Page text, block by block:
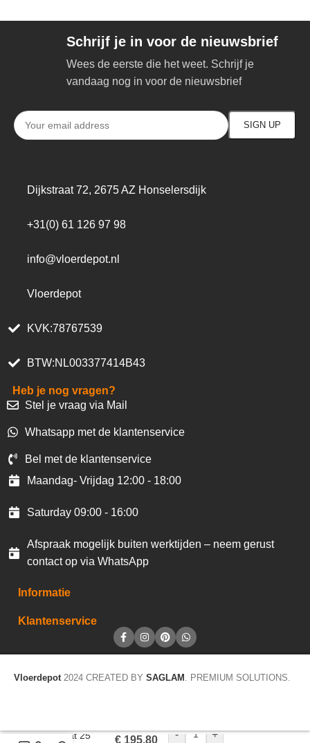
Schrijf je in voor de nieuwsbrief
Wees de eerste die het weet. Schrijf je
vandaag nog in voor de nieuwsbrief
Dijkstraat 72, 2675 AZ Honselersdijk
+31(0) 61 126 97 98
info@vloerdepot.nl
Vloerdepot
KVK:78767539
BTW:NL003377414B43
Heb je nog vragen?
Stel je vraag via Mail
Whatsapp met de klantenservice
Bel met de klantenservice
Maandag- Vrijdag 12:00 - 18:00
Saturday 09:00 - 16:00
Afspraak mogelijk buiten werktijden – neem gerust
contact op via WhatsApp
Informatie
Klantenservice
Vloerdepot 2024 CREATED BY SAGLAM . PREMIUM SOLUTIONS.
Format 25
€195,80 - +